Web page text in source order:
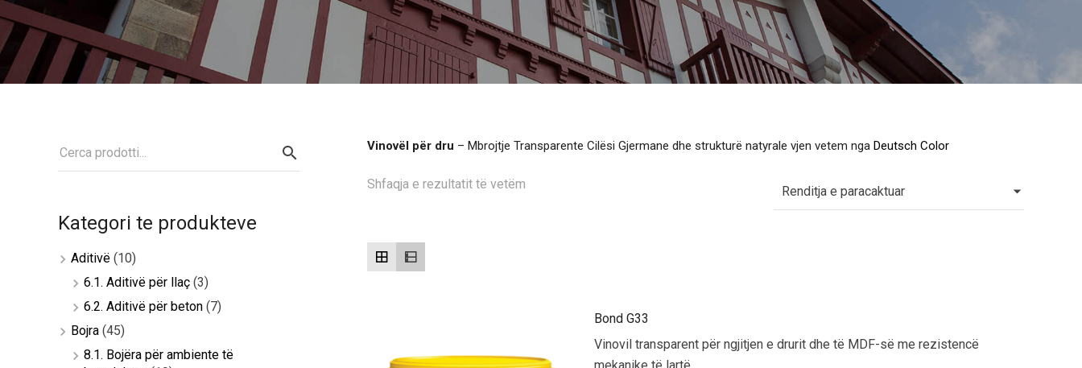
Vinovël për dru – Mbrojtje Transparente Cilësi Gjermane dhe strukturë natyrale vjen vetem nga Deutsch Color
Shfaqja e rezultatit të vetëm
Bond G33
Vinovil transparent për ngjitjen e drurit dhe të MDF-së me rezistencë
mekanike të lartë
Kategori te produkteve
Aditivë (10)
6.1. Aditivë për llaç (3)
6.2. Aditivë për beton (7)
Bojra (45)
8.1. Bojëra për ambiente të